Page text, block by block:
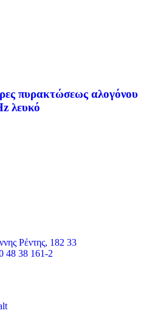
πυρακτώσεως αλογόνου
λευκό
Ρέντης, 182 33
48 38 161-2